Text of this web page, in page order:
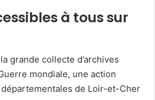
à tous sur
grande collecte d’archives
mondiale, une action
de Loir-et-Cher